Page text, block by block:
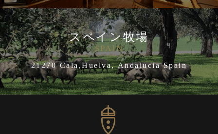
スペイン牧場
SPAIN
21270 Cala,Huelva, Andalucia Spain